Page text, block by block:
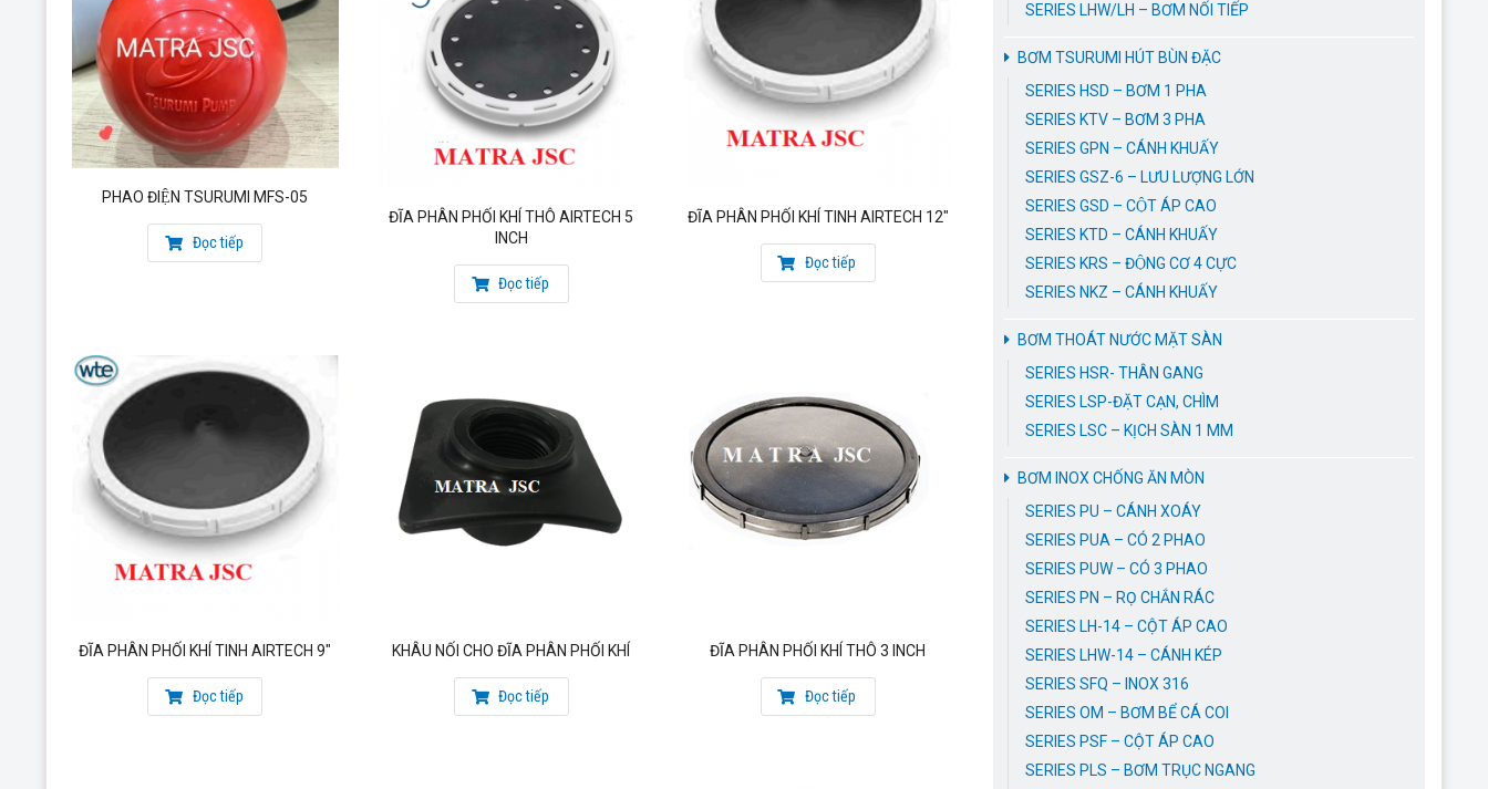
PHAO ĐIỆN TSURUMI MFS-05
Đọc tiếp
ĐĨA PHÂN PHỐI KHÍ THÔ AIRTECH 5
INCH
Đọc tiếp
ĐĨA PHÂN PHỐI KHÍ TINH AIRTECH 12″
Đọc tiếp
ĐĨA PHÂN PHỐI KHÍ TINH AIRTECH 9″
Đọc tiếp
KHÂU NỐI CHO ĐĨA PHÂN PHỐI KHÍ
Đọc tiếp
ĐĨA PHÂN PHỐI KHÍ THÔ 3 INCH
Đọc tiếp
SERIES LHW/LH – BƠM NỐI TIẾP
BƠM TSURUMI HÚT BÙN ĐẶC
SERIES HSD – BƠM 1 PHA
SERIES KTV – BƠM 3 PHA
SERIES GPN – CÁNH KHUẤY
SERIES GSZ-6 – LƯU LƯỢNG LỚN
SERIES GSD – CỘT ÁP CAO
SERIES KTD – CÁNH KHUẤY
SERIES KRS – ĐỘNG CƠ 4 CỰC
SERIES NKZ – CÁNH KHUẤY
BƠM THOÁT NƯỚC MẶT SÀN
SERIES HSR- THÂN GANG
SERIES LSP-ĐẶT CẠN, CHÌM
SERIES LSC – KỊCH SÀN 1 MM
BƠM INOX CHỐNG ĂN MÒN
SERIES PU – CÁNH XOÁY
SERIES PUA – CÓ 2 PHAO
SERIES PUW – CÓ 3 PHAO
SERIES PN – RỌ CHẮN RÁC
SERIES LH-14 – CỘT ÁP CAO
SERIES LHW-14 – CÁNH KÉP
SERIES SFQ – INOX 316
SERIES OM – BƠM BỂ CÁ COI
SERIES PSF – CỘT ÁP CAO
SERIES PLS – BƠM TRỤC NGANG